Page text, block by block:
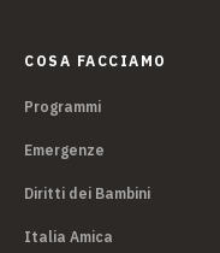
COSA FACCIAMO
Programmi
Emergenze
Diritti dei Bambini
Italia Amica